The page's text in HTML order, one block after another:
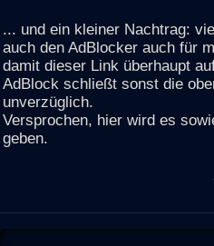
... und ein kleiner Nachtrag:
auch den AdBlocker auch für
damit dieser Link überhaupt
AdBlock schließt sonst die
unverzüglich.
Versprochen, hier wird es
geben.